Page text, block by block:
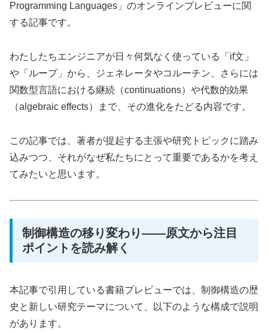
Programming Languages」のオンラインプレビューに関
する記事です。
わたしたちエンジニアが日々何気なく使っている「if文」
や「ループ」から、ジェネレータやコルーチン、さらには
関数型言語における継続（continuations）や代数的効果
（algebraic effects）まで、その進化をたどる内容です。
この記事では、著者が提起する主張や研究トピックに踏み
込みつつ、それがなぜ私たちにとって重要であるかを考え
てみたいと思います。
制御構造の移り変わり――原文から注目
ポイントを読み解く
本記事で引用している書籍プレビューでは、制御構造の歴
史と新しい研究テーマについて、以下のような構成で説明
があります。